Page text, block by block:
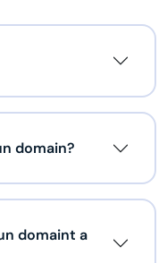
domain?
domaint a